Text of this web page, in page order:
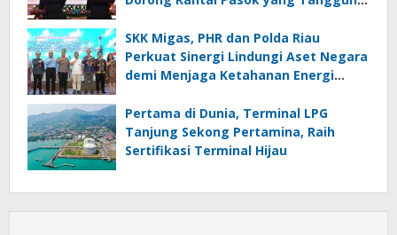
SKK Migas, PHR dan Polda Riau
Perkuat Sinergi Lindungi Aset Negara
demi Menjaga Ketahanan Energi
Pertama di Dunia, Terminal LPG
Tanjung Sekong Pertamina, Raih
Sertifikasi Terminal Hijau